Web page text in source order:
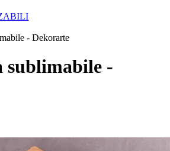
- Dekorarte
sublimabile -